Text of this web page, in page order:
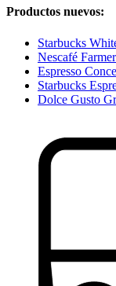
Productos nuevos:
Starbucks
Nescafé
Espresso
Starbucks
Dolce Gusto